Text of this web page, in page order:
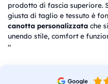
prodotto di fascia superiore.
giusta di taglio e tessuto è
canotta personalizzata che
unendo stile, comfort e
"